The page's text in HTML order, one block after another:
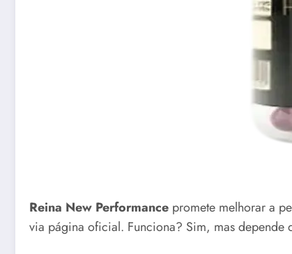
Reina New Performance promete melhorar a
via página oficial. Funciona? Sim, mas depende